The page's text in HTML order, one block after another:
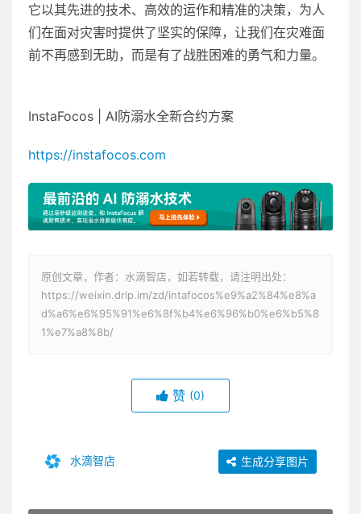
它以其先进的技术、高效的运作和精准的决策，为人
们在面对灾害时提供了坚实的保障，让我们在灾难面
前不再感到无助，而是有了战胜困难的勇气和力量。
InstaFocos | AI防溺水全新合约方案
https://instafocos.com
原创文章，作者：水滴智店，如若转载，请注明出处：
https://weixin.drip.im/zd/intafocos%e9%a2%84%e8%a
d%a6%e6%95%91%e6%8f%b4%e6%96%b0%e6%b5%8
1%e7%a8%8b/
赞 (0)
水滴智店 生成分享图片